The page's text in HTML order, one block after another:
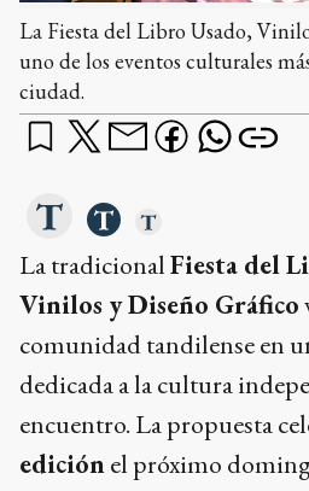
La Fiesta del Libro Usado,
uno de los eventos culturales
ciudad.
La tradicionalFiesta del
Vinilos y Diseño Gráfico
comunidad tandilense en
dedicada a la cultura
encuentro. La propuesta
ediciónel próximo